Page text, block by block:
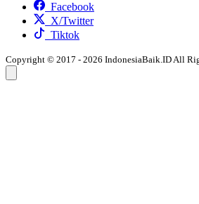
Facebook
X/Twitter
Tiktok
Copyright © 2017 - 2026 IndonesiaBaik.ID All